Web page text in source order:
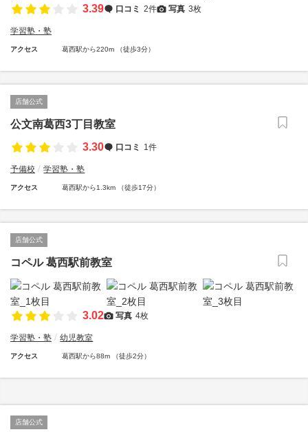
3.39 口コミ 2件 写真 3枚
学習塾・塾
アクセス 葛西駅から220m （徒歩3分）
店舗公式
公文南葛西3丁目教室
3.30
口コミ 1件
予備校 学習塾・塾
アクセス 葛西駅から1.3km （徒歩17分）
店舗公式
コペル 葛西駅前教室
3.02 写真 4枚
学習塾・塾 幼児教室
アクセス 葛西駅から88m （徒歩2分）
店舗公式